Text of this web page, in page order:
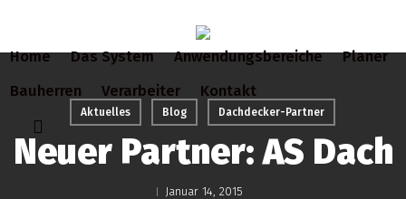
main
content
Home Das System Anwendungsbereiche
Planer
Bauherren
Verarbeiter Kontakt
search
Aktuelles Blog Dachdecker-Partner
Neuer Partner: AS Dach
Januar 14, 2015